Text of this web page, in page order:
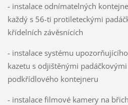
- instalace odnímatelných
každý s 56-ti protileteckými
křídelních závěsnících
- instalace systému
kazetu s odjištěnými
podkřídlového kontejneru
- instalace filmové kamery na